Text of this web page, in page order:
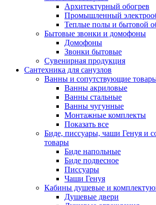
Архитектурный обогрев
Промышленный
Теплые полы и бытовой
Бытовые звонки и домофоны
Домофоны
Звонки бытовые
Сувенирная продукция
Сантехника для санузлов
Ванны и сопутствующие
Ванны акриловые
Ванны стальные
Ванны чугунные
Монтажные комплекты
Показать все
Биде, писсуары, чаши Генуя и
товары
Биде напольные
Биде подвесное
Писсуары
Чаши Генуя
Кабины душевые и
Душевые двери